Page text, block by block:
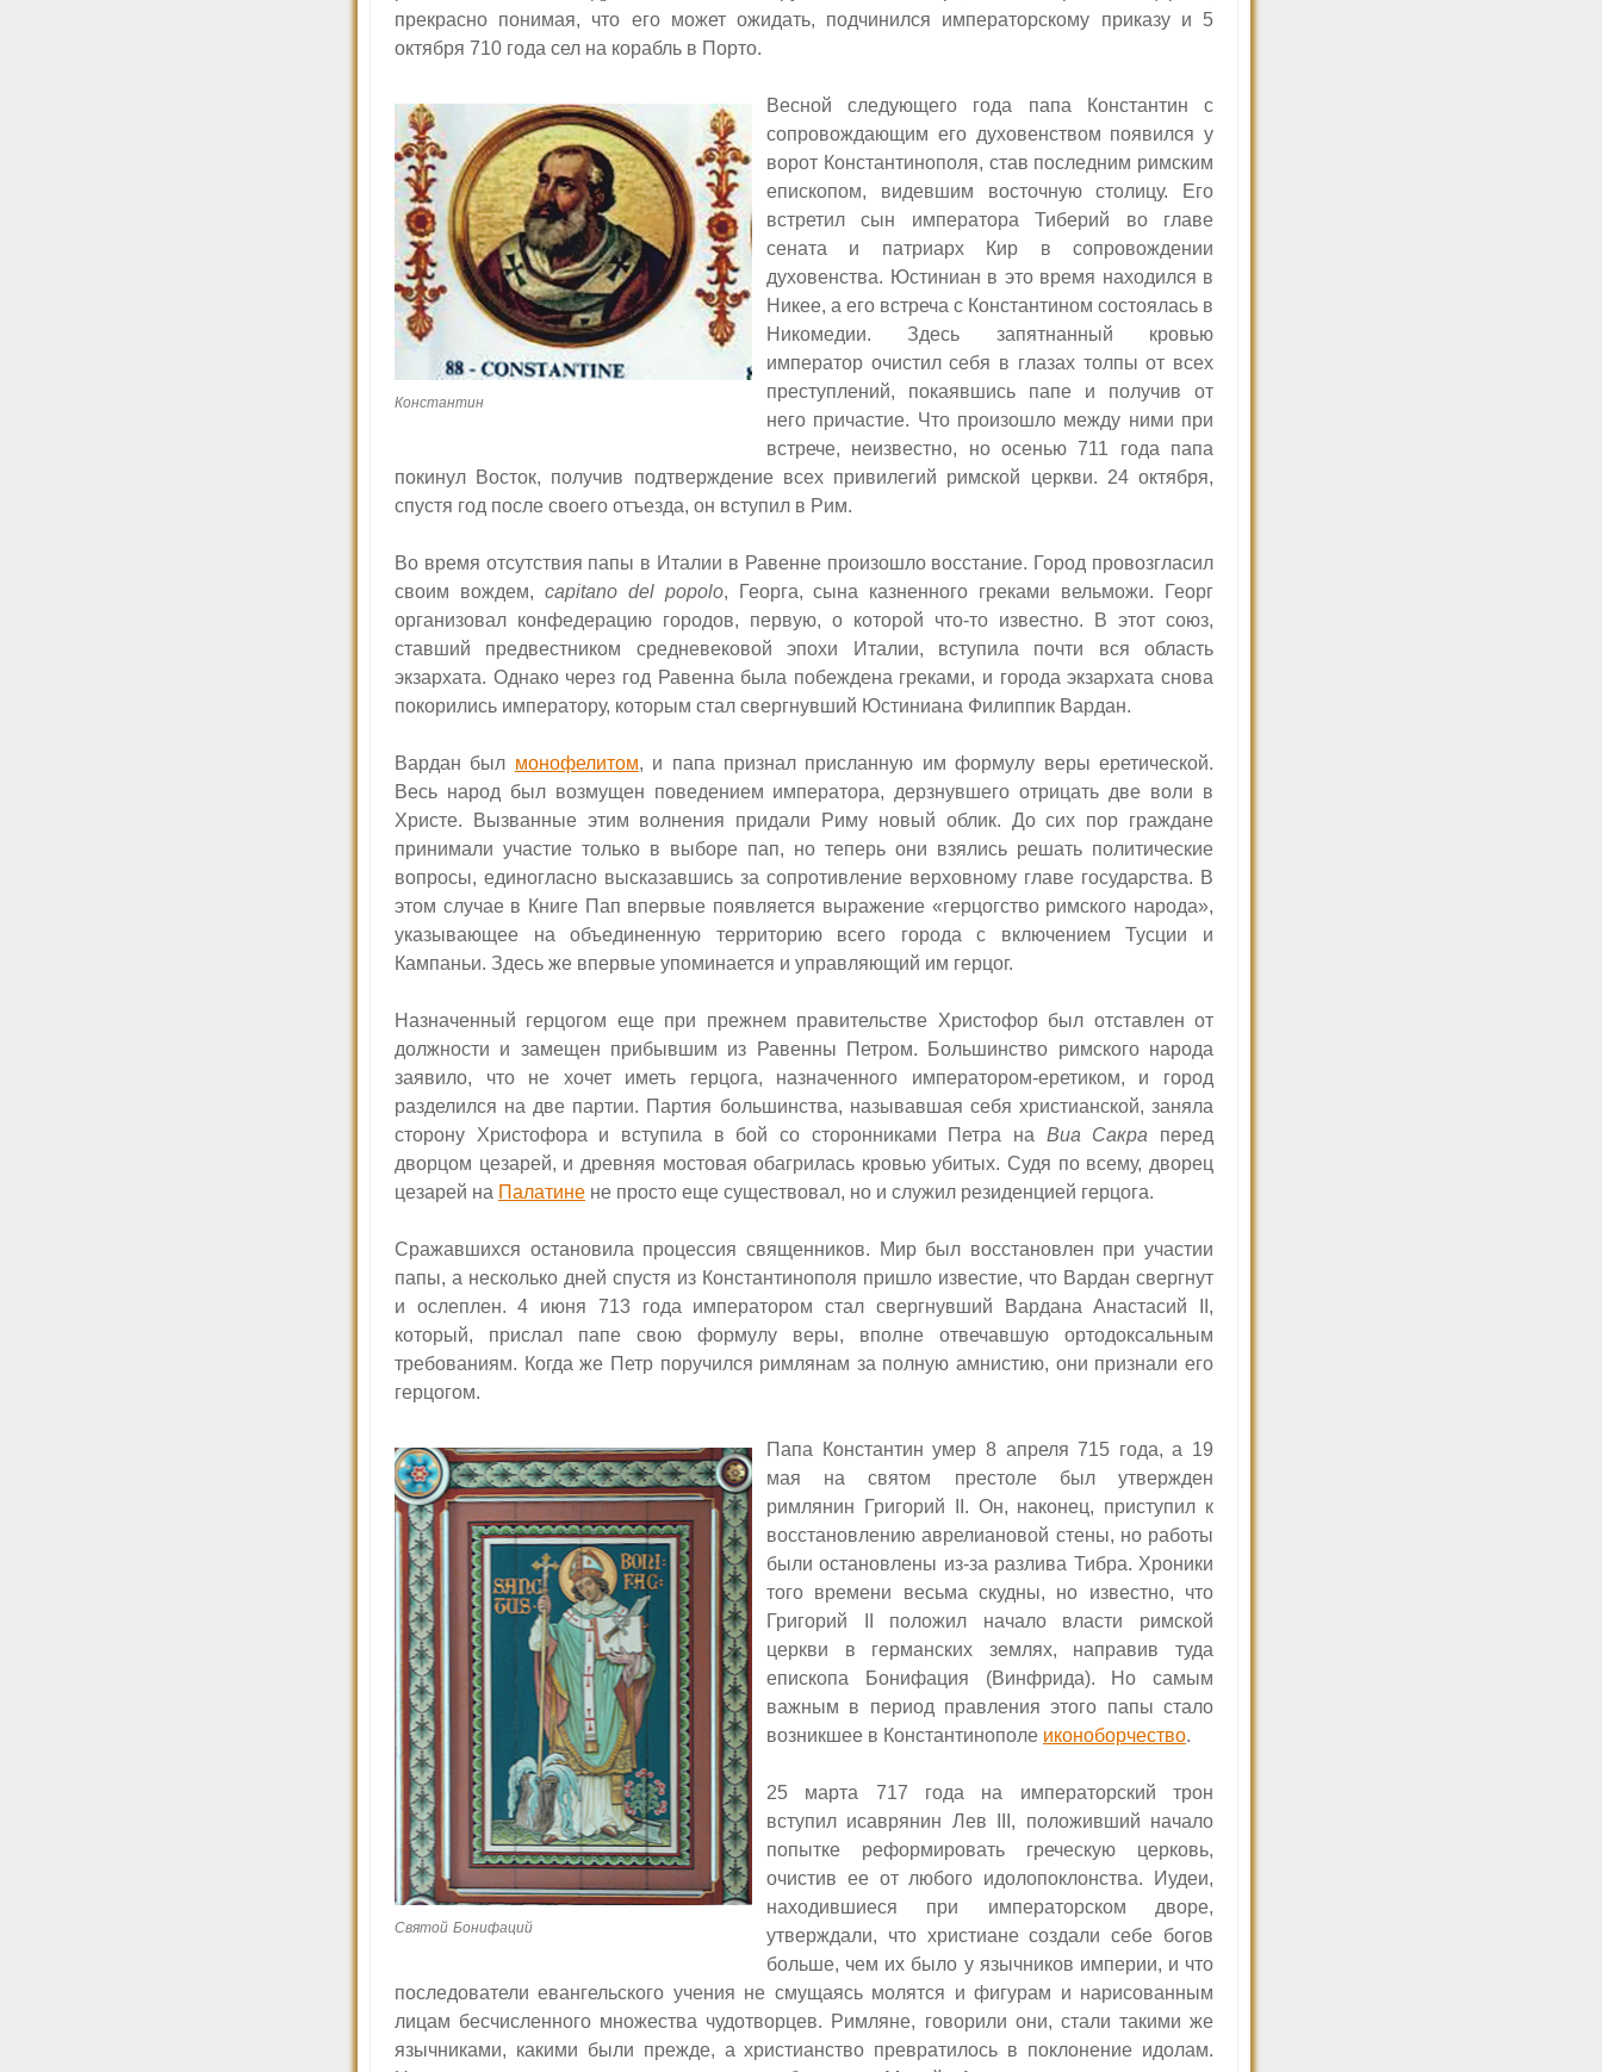
прекрасно понимая, что его может ожидать, подчинился императорскому приказу и 5
октября 710 года сел на корабль в Порто.
Константин
Весной следующего года папа Константин с
сопровождающим его духовенством появился у
ворот Константинополя, став последним римским
епископом, видевшим восточную столицу. Его
встретил сын императора Тиберий во главе
сената и патриарх Кир в сопровождении
духовенства. Юстиниан в это время находился в
Никее, а его встреча с Константином состоялась в
Никомедии. Здесь запятнанный кровью
император очистил себя в глазах толпы от всех
преступлений, покаявшись папе и получив от
него причастие. Что произошло между ними при
встрече, неизвестно, но осенью 711 года папа
покинул Восток, получив подтверждение всех привилегий римской церкви. 24 октября,
спустя год после своего отъезда, он вступил в Рим.
Во время отсутствия папы в Италии в Равенне произошло восстание. Город провозгласил
своим вождем, capitano del popolo,
Георга, сына казненного греками вельможи. Георг
организовал конфедерацию городов, первую, о которой что-то известно. В этот союз,
ставший предвестником средневековой эпохи Италии, вступила почти вся область
экзархата. Однако через год Равенна была побеждена греками, и города экзархата снова
покорились императору, которым стал свергнувший Юстиниана Филиппик Вардан.
Вардан был монофелитом, и папа признал присланную им формулу веры еретической.
Весь народ был возмущен поведением императора, дерзнувшего отрицать две воли в
Христе. Вызванные этим волнения придали Риму новый облик. До сих пор граждане
принимали участие только в выборе пап, но теперь они взялись решать политические
вопросы, единогласно высказавшись за сопротивление верховному главе государства. В
этом случае в Книге Пап впервые появляется выражение «герцогство римского народа»,
указывающее на объединенную территорию всего города с включением Тусции и
Кампаньи. Здесь же впервые упоминается и управляющий им герцог.
Назначенный герцогом еще при прежнем правительстве Христофор был отставлен от
должности и замещен прибывшим из Равенны Петром. Большинство римского народа
заявило, что не хочет иметь герцога, назначенного императором-еретиком, и город
разделился на две партии. Партия большинства, называвшая себя христианской, заняла
сторону Христофора и вступила в бой со сторонниками Петра на Виа Сакра перед
дворцом цезарей, и древняя мостовая обагрилась кровью убитых. Судя по всему, дворец
цезарей на Палатине не просто еще существовал, но и служил резиденцией герцога.
Сражавшихся остановила процессия священников. Мир был восстановлен при участии
папы, а несколько дней спустя из Константинополя пришло известие, что Вардан свергнут
и ослеплен. 4 июня 713 года императором стал свергнувший Вардана Анастасий
II,
который, прислал папе свою формулу веры, вполне отвечавшую ортодоксальным
требованиям. Когда же Петр поручился римлянам за полную амнистию, они признали его
герцогом.
Святой Бонифаций
Папа Константин умер 8 апреля 715 года, а 19
мая на святом престоле был утвержден
римлянин Григорий
II. Он, наконец, приступил к
восстановлению аврелиановой стены, но работы
были остановлены из-за разлива Тибра. Хроники
того времени весьма скудны, но известно, что
Григорий
положил начало власти римской
церкви в германских землях, направив туда
епископа Бонифация (Винфрида). Но самым
важным в период правления этого папы стало
возникшее в Константинополе иконоборчество.
25 марта 717 года на императорский трон
вступил исаврянин Лев
III, положивший начало
попытке реформировать греческую церковь,
очистив ее от любого идолопоклонства. Иудеи,
находившиеся при императорском дворе,
утверждали, что христиане создали себе богов
больше, чем их было у язычников империи, и что
последователи евангельского учения не смущаясь молятся и фигурам и нарисованным
лицам бесчисленного множества чудотворцев. Римляне, говорили они, стали такими же
язычниками, какими были прежде, а христианство превратилось в поклонение идолам.